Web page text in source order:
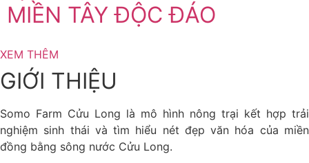
MIỀN TÂY ĐỘC ĐÁO
XEM THÊM
GIỚI THIỆU
Somo Farm Cửu Long là mô hình nông trại kết hợp trải
nghiệm sinh thái và tìm hiểu nét đẹp văn hóa của miền
đồng bằng sông nước Cửu Long.